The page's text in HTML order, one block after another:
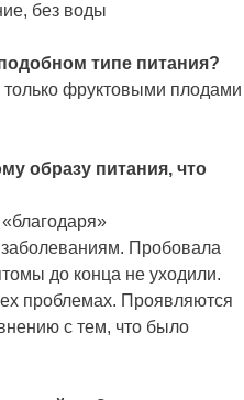
без воды
типе питания?
фруктовыми плодами
образу питания, что
Пробовала
до конца не уходили.
проблемах. Проявляются
с тем, что было